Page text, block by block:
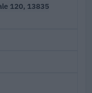
120, 13835